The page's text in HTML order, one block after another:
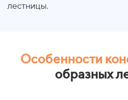
лестницы.
Особенности
образных